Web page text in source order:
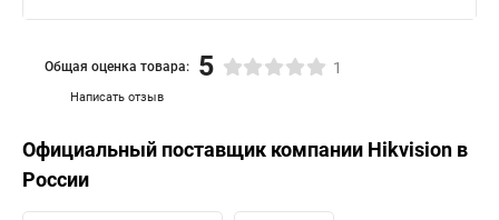
Написать отзыв
Общая оценка товара: 5 1
Официальный поставщик компании Hikvision в
России